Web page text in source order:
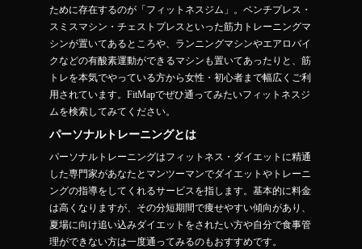
ために存在するのが「フィットネスジム」。ベンチプレス・
スミスマシン・チェストプレスといった筋力トレーニングマ
シンが置いてあるところや、ランニングマシンやエアロバイ
クなどの有酸素運動ができるマシンも置いてあったりと、筋
トレを本気でやっている方から女性・初心者まで幅広くご利
用されています。FitMapでぜひ通ってみたいフィットネスジ
ムを検索してみてください。
パーソナルトレーニングとは
パーソナルトレーニングはフィットネス・ダイエットに精通
した専門家があなたとマンツーマンでダイエットやトレーニ
ングの指導をしてくれるサービスを指します。基本的に料金
は高くなりますが、その分短期間で痩せやすい傾向があり、
夏場に向け追い込みダイエットをされたい方や自分で食事管
理ができない方は一度通ってみるのもおすすめです。